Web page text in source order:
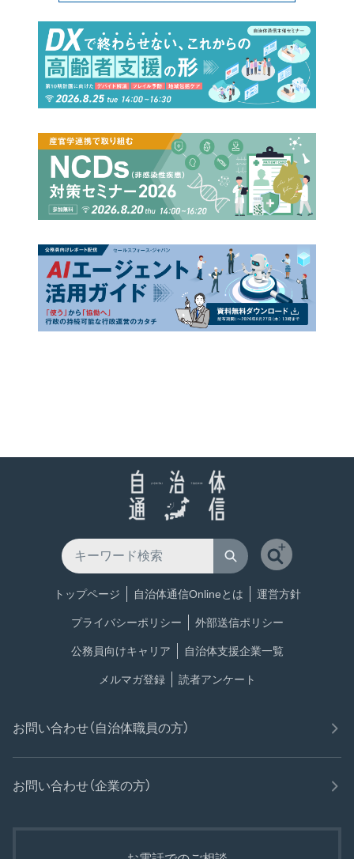
トップページ 自治体通信Onlineとは 運営方針
プライバシーポリシー 外部送信ポリシー
公務員向けキャリア 自治体支援企業一覧
メルマガ登録 読者アンケート
お問い合わせ（自治体職員の方）
お問い合わせ（企業の方）